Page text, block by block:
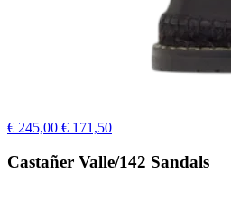
€ 245,00 € 171,50
Castañer Valle/142 Sandals